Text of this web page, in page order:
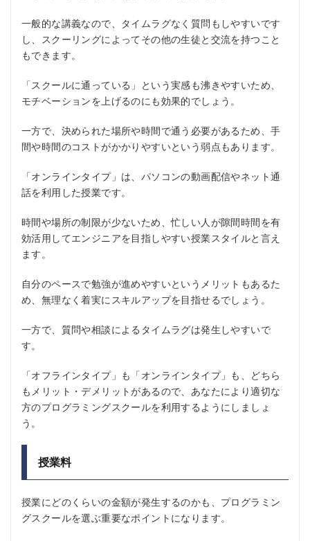
一般的な講義なので、タイムラグなく質問もしやすいです
し、スクーリングによってその他の生徒と交流を持つこと
もできます。
「スクールに通っている」という実感も沸きやすいため、
モチベーションを上げるのにも効果的でしょう。
一方で、決められた場所や時間で通う必要があるため、手
間や時間のコストがかかりやすいという弱点もあります。
「オンラインタイプ」は、パソコンの動画配信やネット通
話を利用した授業です。
時間や場所の制限が少ないため、忙しい人が隙間時間を有
効活用してエンジニアを目指しやすい授業スタイルと言え
ます。
自分のペースで勉強が進めやすいというメリットもあるた
め、無理なく着実にスキルアップを目指せるでしょう。
一方で、質問や相談によるタイムラグは発生しやすいで
す。
「オフラインタイプ」も「オンラインタイプ」も、どちら
もメリット・デメリットがあるので、あなたにより適切な
方のプログラミングスクールを利用するようにしましょ
う。
授業料
授業にどのくらいの金額が発生するのかも、プログラミン
グスクールを選ぶ重要なポイントになります。